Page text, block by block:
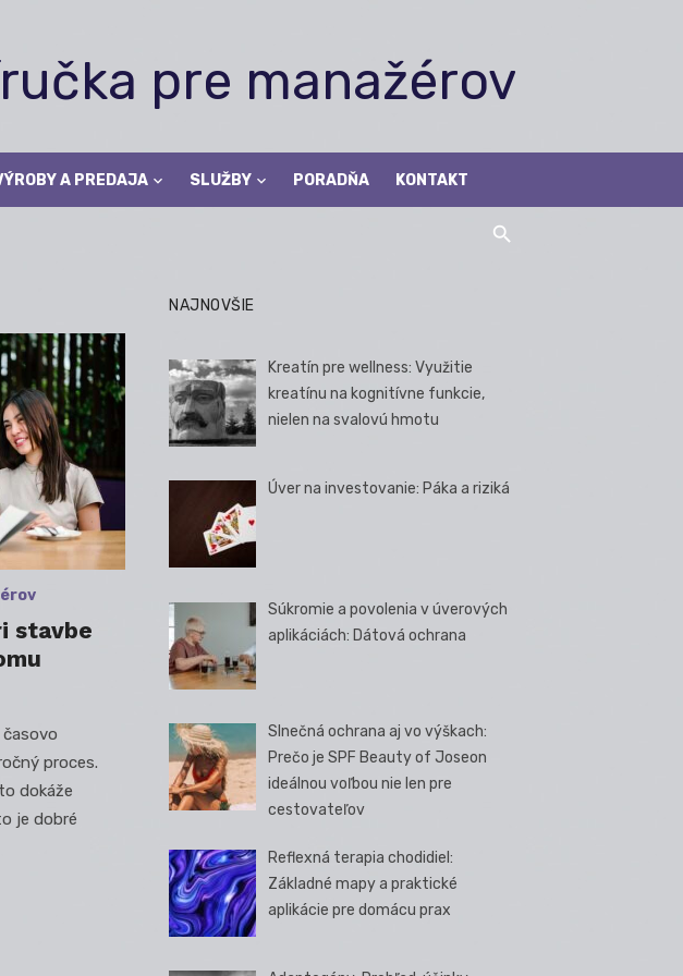
pre manažérov
A PREDAJA SLUŽBY PORADŇA KONTAKT
stavbe
proces.
dokáže
je dobré
NAJNOVŠIE
Kreatín pre wellness: Využitie
kreatínu na kognitívne funkcie,
nielen na svalovú hmotu
Úver na investovanie: Páka a riziká
Súkromie a povolenia v úverových
aplikáciách: Dátová ochrana
Slnečná ochrana aj vo výškach:
Prečo je SPF Beauty of Joseon
ideálnou voľbou nie len pre
cestovateľov
Reflexná terapia chodidiel:
Základné mapy a praktické
aplikácie pre domácu prax